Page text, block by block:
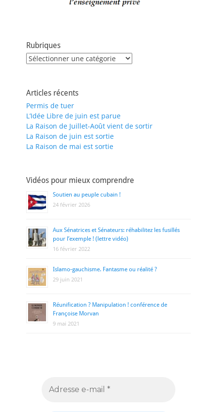
Rubriques
Rubriques
Articles récents
Permis de tuer
L’Idée Libre de juin est parue
La Raison de Juillet-Août vient de sortir
La Raison de juin est sortie
La Raison de mai est sortie
Vidéos pour mieux comprendre
Soutien au peuple cubain !
24 février 2026
Aux Sénatrices et Sénateurs: réhabilitez les fusillés
pour l’exemple ! (lettre vidéo)
16 février 2022
Islamo-gauchisme. Fantasme ou réalité ?
29 juin 2021
Réunification ? Manipulation ! conférence de
Françoise Morvan
9 mai 2021